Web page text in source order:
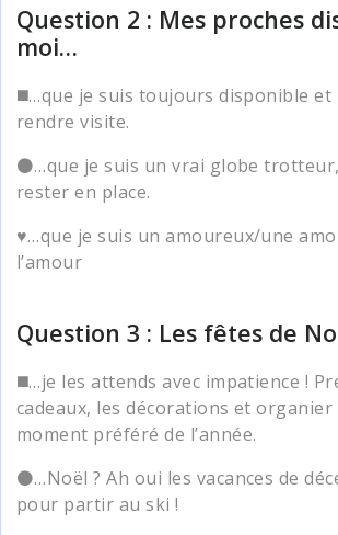
Question 2 : Mes proches
moi…
◼️…que je suis toujours disponible et
rendre visite.
⚫…que je suis un vrai globe
rester en place.
♥️…que je suis un amoureux/une
l’amour
Question 3 : Les fêtes de
◼️…je les attends avec impatience !
cadeaux, les décorations et organier
moment préféré de l’année.
⚫…Noël ? Ah oui les vacances de
pour partir au ski !